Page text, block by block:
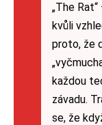
„The
kvůli
proto, že
každou
závadu.
se, že